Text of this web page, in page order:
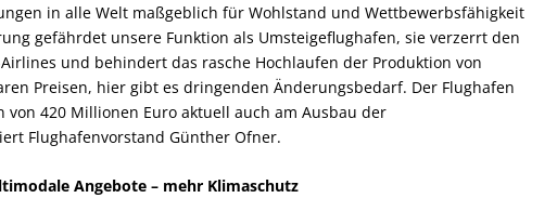
in alle Welt maßgeblich für Wohlstand und Wettbewerbsfähigkeit
gefährdet unsere Funktion als Umsteigeflughafen, sie verzerrt den
und behindert das rasche Hochlaufen der Produktion von
Preisen, hier gibt es dringenden Änderungsbedarf. Der Flughafen
420 Millionen Euro aktuell auch am Ausbau der
Flughafenvorstand Günther Ofner.
Angebote – mehr Klimaschutz